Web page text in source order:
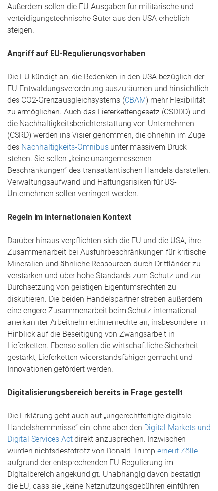
Außerdem sollen die EU-Ausgaben für militärische und
verteidigungstechnische Güter aus den USA erheblich
steigen.
Angriff auf EU-Regulierungsvorhaben
Die EU kündigt an, die Bedenken in den USA bezüglich der
EU-Entwaldungsverordnung auszuräumen und hinsichtlich
des CO2-Grenzausgleichsystems (CBAM) mehr Flexibilität
zu ermöglichen. Auch das Lieferkettengesetz (CSDDD) und
die Nachhaltigkeitsberichterstattung von Unternehmen
(CSRD) werden ins Visier genommen, die ohnehin im Zuge
des Nachhaltigkeits-Omnibus unter massivem Druck
stehen. Sie sollen „keine unangemessenen
Beschränkungen“ des transatlantischen Handels darstellen.
Verwaltungsaufwand und Haftungsrisiken für US-
Unternehmen sollen verringert werden.
Regeln im internationalen Kontext
Darüber hinaus verpflichten sich die EU und die USA, ihre
Zusammenarbeit bei Ausfuhrbeschränkungen für kritische
Mineralien und ähnliche Ressourcen durch Drittländer zu
verstärken und über hohe Standards zum Schutz und zur
Durchsetzung von geistigen Eigentumsrechten zu
diskutieren. Die beiden Handelspartner streben außerdem
eine engere Zusammenarbeit beim Schutz international
anerkannter Arbeitnehmer:innenrechte an, insbesondere im
Hinblick auf die Beseitigung von Zwangsarbeit in
Lieferketten. Ebenso sollen die wirtschaftliche Sicherheit
gestärkt, Lieferketten widerstandsfähiger gemacht und
Innovationen gefördert werden.
Digitalisierungsbereich bereits in Frage gestellt
Die Erklärung geht auch auf „ungerechtfertigte digitale
Handelshemmnisse“ ein, ohne aber den Digital Markets und
Digital Services Act direkt anzusprechen. Inzwischen
wurden nichtsdestotrotz von Donald Trump erneut Zölle
aufgrund der entsprechenden EU-Regulierung im
Digitalbereich angekündigt. Unabhängig davon bestätigt
die EU, dass sie „keine Netznutzungsgebühren einführen